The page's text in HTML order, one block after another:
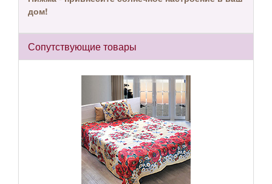
дом!
Сопутствующие товары